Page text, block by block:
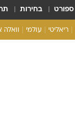
ספורט בחירות
ריאליטי עולמי וואלה